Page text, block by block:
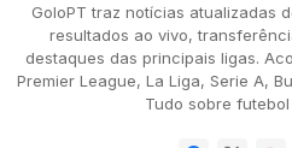
GoloPT traz notícias atualizadas
resultados ao vivo,
destaques das principais ligas.
Premier League, La Liga, Serie A,
Tudo sobre